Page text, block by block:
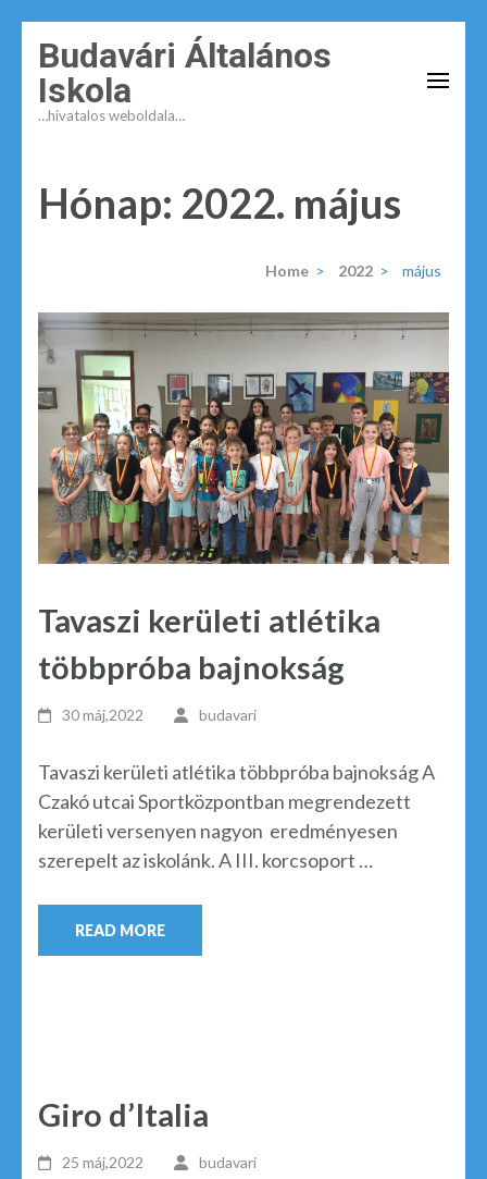
Budavári Általános
Iskola
…hivatalos weboldala…
Hónap: 2022. május
Home > 2022 > május
Tavaszi kerületi atlétika
többpróba bajnokság
30 máj,2022 budavari
Tavaszi kerületi atlétika többpróba bajnokság A
Czakó utcai Sportközpontban megrendezett
kerületi versenyen nagyon eredményesen
szerepelt az iskolánk. A III. korcsoport …
READ MORE
Giro d’Italia
25 máj,2022 budavari